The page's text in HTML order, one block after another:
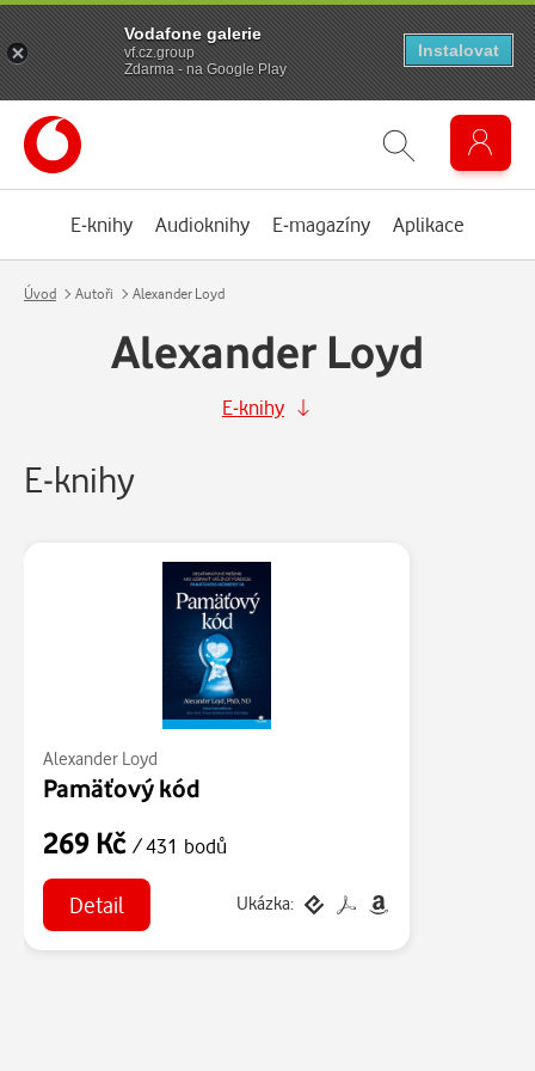
E-knihy Audioknihy E-magazíny Aplikace
Úvod Autoři Alexander Loyd
Alexander Loyd
E-knihy
E-knihy
Alexander Loyd
Pamäťový kód
269 Kč / 431 bodů
Detail Ukázka:
Vodafone galerie
vf.cz.group
Zdarma - na Google Play
Instalovat